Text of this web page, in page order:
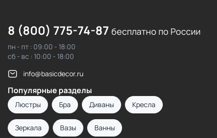
8 (800) 775-74-87 бесплатно по России
пн - пт : 09:00 - 18:00
сб - вс : 10:00 - 18:00
info@basicdecor.ru
Популярные разделы
Люстры Бра Диваны Кресла
Зеркала Вазы Ванны